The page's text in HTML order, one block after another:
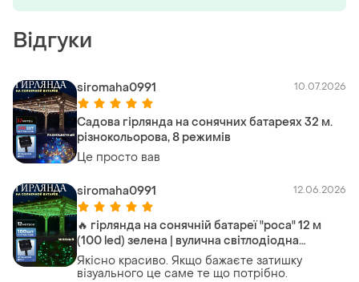
Відгуки
siromaha0991 10.07.2026
Садова гірлянда на сонячних батареях 32 м.
різнокольорова, 8 режимів
Це просто вав
siromaha0991 12.06.2026
🔥 гірлянда на сонячній батареї "роса" 12 м
(100 led) зелена | вулична світлодіодна
гірлянда для саду та балкона
Якісно красиво. Якщо бажаєте затишку
візуального це саме те що потрібно.